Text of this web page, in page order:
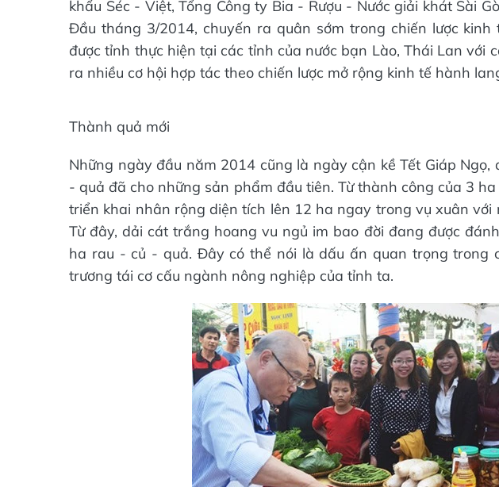
khẩu Séc - Việt, Tổng Công ty Bia - Rượu - Nước giải khát Sài
Đầu tháng 3/2014, chuyến ra quân sớm trong chiến lược
được tỉnh thực hiện tại các tỉnh của nước bạn Lào, Thái Lan với
ra nhiều cơ hội hợp tác theo chiến lược mở rộng kinh tế hành
Thành quả mới
Những ngày đầu năm 2014 cũng là ngày cận kề Tết Giáp
- quả đã cho những sản phẩm đầu tiên. Từ thành công của 3
triển khai nhân rộng diện tích lên 12 ha ngay trong vụ xuân với
Từ đây, dải cát trắng hoang vu ngủ im bao đời đang được
ha rau - củ - quả. Đây có thể nói là dấu ấn quan trọng trong
trương tái cơ cấu ngành nông nghiệp của tỉnh ta.